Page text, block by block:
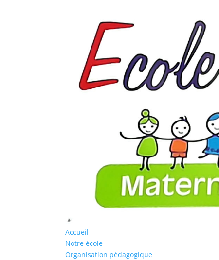
Accueil
Notre école
Organisation pédagogique